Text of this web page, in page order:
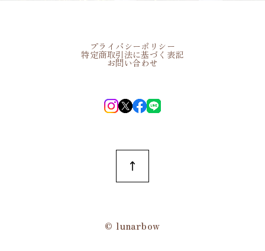
プライバシーポリシー
特定商取引法に基づく表記
お問い合わせ
©︎ lunarbow